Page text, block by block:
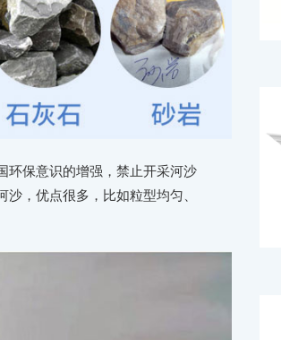
环保意识的增强，禁止开采河沙
，优点很多，比如粒型均匀、